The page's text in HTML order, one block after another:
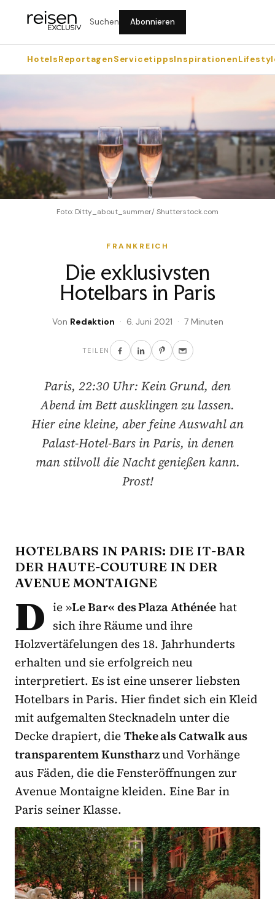
Suchen Abonnieren
HotelsReportagenServicetippsInspirationen
Foto: Ditty_about_summer/ Shutterstock.com
FRANKREICH
Die exklusivsten
Hotelbars in Paris
Von Redaktion · 6. Juni 2021 · 7 Minuten
TEILEN
Paris, 22:30 Uhr: Kein Grund, den
Abend im Bett ausklingen zu lassen.
Hier eine kleine, aber feine Auswahl an
Palast-Hotel-Bars in Paris, in denen
man stilvoll die Nacht genießen kann.
Prost!
HOTELBARS IN PARIS: DIE IT-BAR
DER HAUTE-COUTURE IN DER
AVENUE MONTAIGNE
D ie »LeBar« des Plaza Athénéehat
sich ihre Räume und ihre
Holzvertäfelungen des 18. Jahrhunderts
erhalten und sie erfolgreich neu
interpretiert. Es ist eine unserer liebsten
Hotelbars in Paris. Hier findet sich ein Kleid
mit aufgemalten Stecknadeln unter die
Decke drapiert, dieTheke als Catwalk aus
transparentem Kunstharzund Vorhänge
aus Fäden, die die Fensteröffnungen zur
Avenue Montaigne kleiden. Eine Bar in
Paris seiner Klasse.